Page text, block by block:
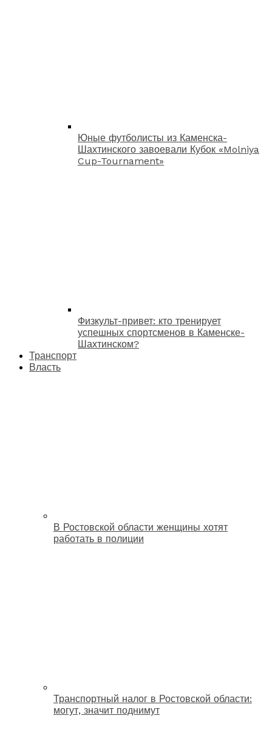
Юные футболисты из Каменска-
Шахтинского завоевали Кубок «Molniya
Cup-Tournament»
Физкульт-привет: кто тренирует
успешных спортсменов в Каменске-
Шахтинском?
Транспорт
Власть
В Ростовской области женщины хотят
работать в полиции
Транспортный налог в Ростовской области:
могут, значит поднимут